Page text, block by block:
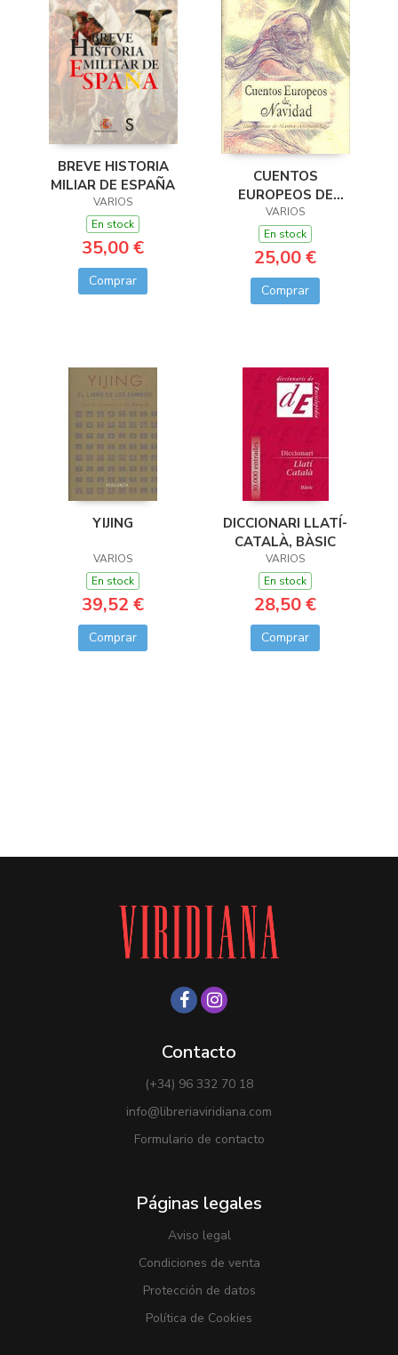
BREVE HISTORIA
MILIAR DE ESPAÑA
VARIOS
En stock
35,00 €
Comprar
CUENTOS
EUROPEOS DE
NAVIDAD
VARIOS
En stock
25,00 €
Comprar
YIJING
VARIOS
En stock
39,52 €
Comprar
DICCIONARI LLATÍ-
CATALÀ, BÀSIC
VARIOS
En stock
28,50 €
Comprar
Contacto
(+34) 96 332 70 18
info@libreriaviridiana.com
Formulario de contacto
Páginas legales
Aviso legal
Condiciones de venta
Protección de datos
Política de Cookies